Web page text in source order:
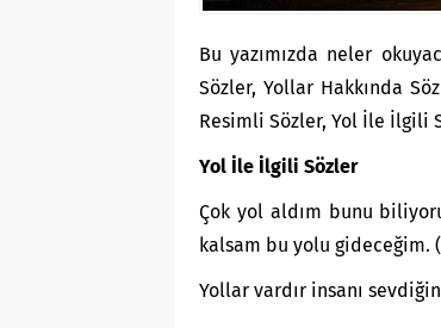
Bu yazımızda neler
Sözler, Yollar Hakkında
Resimli Sözler, Yol İle İlgili
Yol İle İlgili Sözler
Çok yol aldım bunu
kalsam bu yolu gideceğim.
Yollar vardır insanı